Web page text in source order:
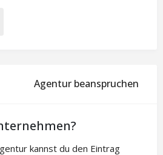
Agentur beanspruchen
kannst du den Eintrag